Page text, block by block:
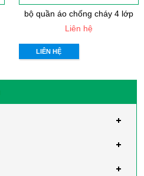
bộ quần áo chống cháy 4 lớp
Liên hệ
LIÊN HỆ